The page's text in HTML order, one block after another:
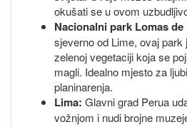
okušati se u ovom
Nacionalni park Lomas de
sjeverno od Lime, ovaj park
zelenoj vegetaciji koja se
magli. Idealno mjesto za
planinarenja.
Lima: Glavni grad Perua
vožnjom i nudi brojne